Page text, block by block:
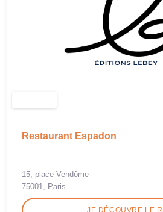
Restaurant Espadon
15, place Vendôme
75001, Paris